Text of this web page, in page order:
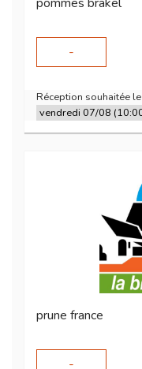
-
Réception souhaitée le
prune france
-